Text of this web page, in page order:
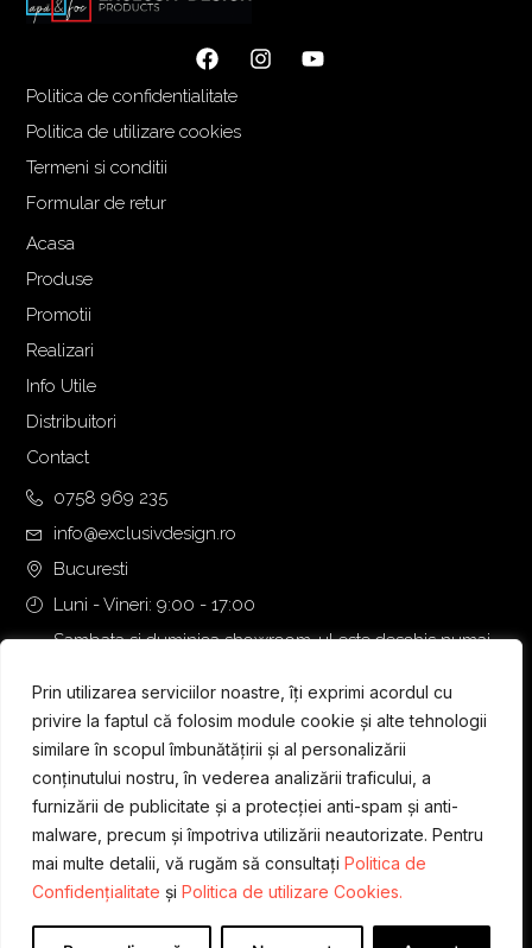
Prin utilizarea serviciilor noastre, îți exprimi acordul cu
privire la faptul că folosim module cookie și alte tehnologii
similare în scopul îmbunătățirii și al personalizării
conținutului nostru, în vederea analizării traficului, a
furnizării de publicitate și a protecției anti-spam și anti-
malware, precum și împotriva utilizării neautorizate. Pentru
mai multe detalii, vă rugăm să consultați Politica de
Confidențialitate și Politica de utilizare Cookies.
Politica de confidentialitate
Politica de utilizare cookies
Termeni si conditii
Formular de retur
Acasa
Produse
Promotii
Realizari
Info Utile
Distribuitori
Contact
0758 969 235
info@exclusivdesign.ro
Bucuresti
Luni - Vineri: 9:00 - 17:00
Sambata si duminica showroom-ul este deschis numai